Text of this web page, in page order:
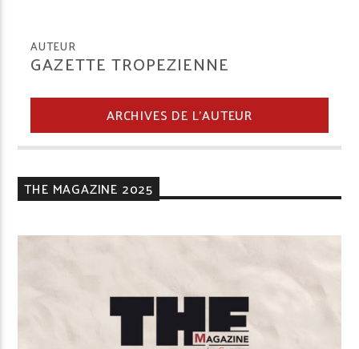
AUTEUR
GAZETTE TROPEZIENNE
ARCHIVES DE L'AUTEUR
THE MAGAZINE 2025